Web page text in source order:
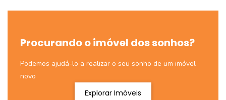
Procurando o imóvel dos sonhos?
Podemos ajudá-lo a realizar o seu sonho de um imóvel
novo
Explorar Imóveis